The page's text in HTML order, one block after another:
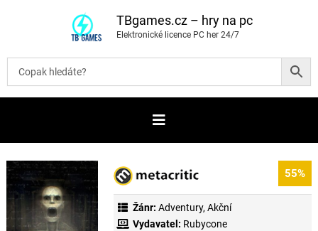
t
b
TBgames.cz – hry na pc
Elektronické licence PC her 24/7
55%
Žánr: Adventury, Akční
Vydavatel: Rubycone